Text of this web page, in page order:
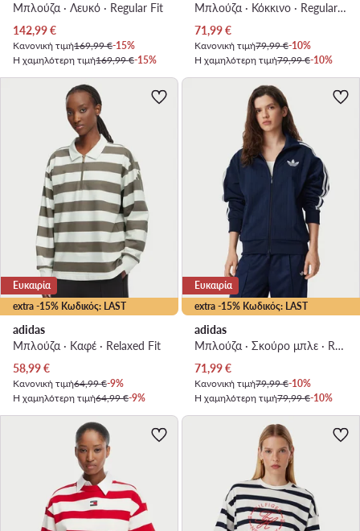
Μπλούζα · Λευκό · Regular Fit
Τρέχουσα τιμή
142,99€
Κανονική τιμή169,99 €-15%
Η χαμηλότερη τιμή169,99 €-15%
Μπλούζα · Κόκκινο · Regular Fit
Τρέχουσα τιμή
71,99€
Κανονική τιμή79,99 €-10%
Η χαμηλότερη τιμή79,99 €-10%
extra -15% Κωδικός: LAST
Ευκαιρία
adidas
Μπλούζα · Καφέ · Relaxed Fit
Τρέχουσα τιμή
58,99€
Κανονική τιμή64,99 €-9%
Η χαμηλότερη τιμή64,99 €-9%
extra -15% Κωδικός: LAST
Ευκαιρία
adidas
Μπλούζα · Σκούρο μπλε · Relaxed Fit
Τρέχουσα τιμή
71,99€
Κανονική τιμή79,99 €-10%
Η χαμηλότερη τιμή79,99 €-10%